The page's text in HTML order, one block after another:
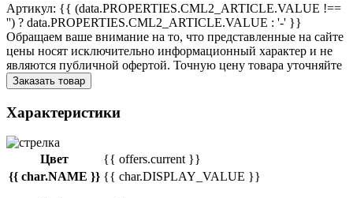
Артикул: {{ (data.PROPERTIES.CML2_ARTICLE.VALUE !==
'') ? data.PROPERTIES.CML2_ARTICLE.VALUE : '-' }}
Обращаем ваше внимание на то, что представленные на сайте
цены носят исключительно информационный характер и не
являются публичной офертой. Точную цену товара уточняйте
Заказать товар
Характеристики
Цвет
{{ offers.current }}
{{ char.NAME }} {{ char.DISPLAY_VALUE }}